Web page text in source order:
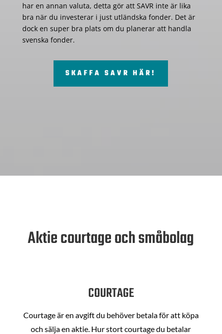
har en annan valuta, detta gör att SAVR inte är lika
bra när du investerar i just utländska fonder. Det är
dock en super bra plats om du planerar att handla
svenska fonder.
SKAFFA SAVR HÄR!
Aktie courtage och småbolag
COURTAGE
Courtage är en avgift du behöver betala för att köpa
och sälja en aktie. Hur stort courtage du betalar